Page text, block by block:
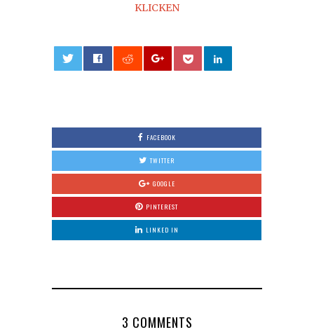
KLICKEN
FACEBOOK
TWITTER
GOOGLE
PINTEREST
LINKED IN
3 COMMENTS